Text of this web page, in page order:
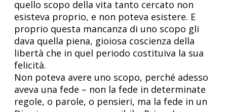
quello scopo della vita tanto cercato non
esisteva proprio, e non poteva esistere. E
proprio questa mancanza di uno scopo gli
dava quella piena, gioiosa coscienza della
libertà che in quel periodo costituiva la sua
felicità.
Non poteva avere uno scopo, perché adesso
aveva una fede – non la fede in determinate
regole, o parole, o pensieri, ma la fede in un